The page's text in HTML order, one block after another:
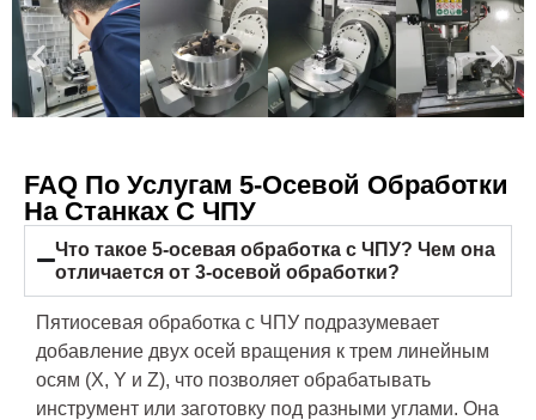
FAQ По Услугам 5-Осевой Обработки
На Станках С ЧПУ
Что такое 5-осевая обработка с ЧПУ? Чем она
отличается от 3-осевой обработки?
Пятиосевая обработка с ЧПУ подразумевает
добавление двух осей вращения к трем линейным
осям (X, Y и Z), что позволяет обрабатывать
инструмент или заготовку под разными углами. Она